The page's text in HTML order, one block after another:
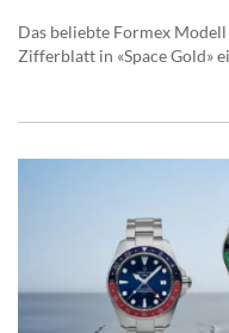
Das beliebte Formex Modell
Zifferblatt in «Space Gold»